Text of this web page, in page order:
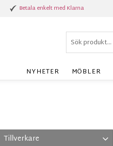
Betala enkelt med Klarna
NYHETER MÖBLER
Tillverkare